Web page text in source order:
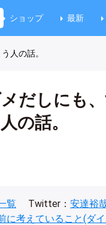
ショップ 最新
人の話。
だしにも
の話。
覧 Twitter： 安達裕
に考えていること(ダ